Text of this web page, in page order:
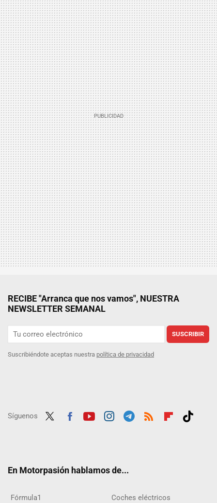
RECIBE "Arranca que nos vamos", NUESTRA
NEWSLETTER SEMANAL
SUSCRIBIR
Suscribiéndote aceptas nuestra política de privacidad
Síguenos
En Motorpasión hablamos de...
Fórmula1 Coches eléctricos